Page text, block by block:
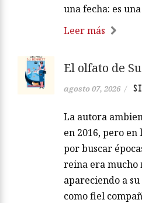
una fecha: es
Leer más
El olfato de
agosto 07, 2026 /
La autora
en 2016, pero
por buscar
reina era mucho
apareciendo a
como fiel